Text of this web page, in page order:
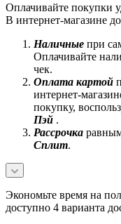
Оплачивайте покупки
В интернет-магазине
Наличные при
Оплачивайте
чек.
Оплата картой
интернет-
покупку,
Пэй .
Рассрочка
Сплит.
Экономьте время на
доступно 4 варианта